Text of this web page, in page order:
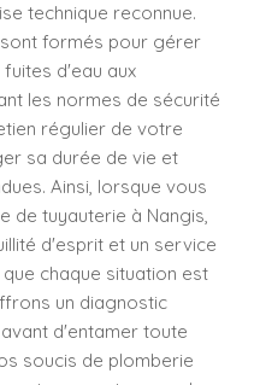
technique reconnue.
formés pour gérer
d'eau aux
les normes de sécurité
régulier de votre
sa durée de vie et
Ainsi, lorsque vous
de tuyauterie à Nangis,
d'esprit et un service
chaque situation est
un diagnostic
d'entamer toute
soucis de plomberie